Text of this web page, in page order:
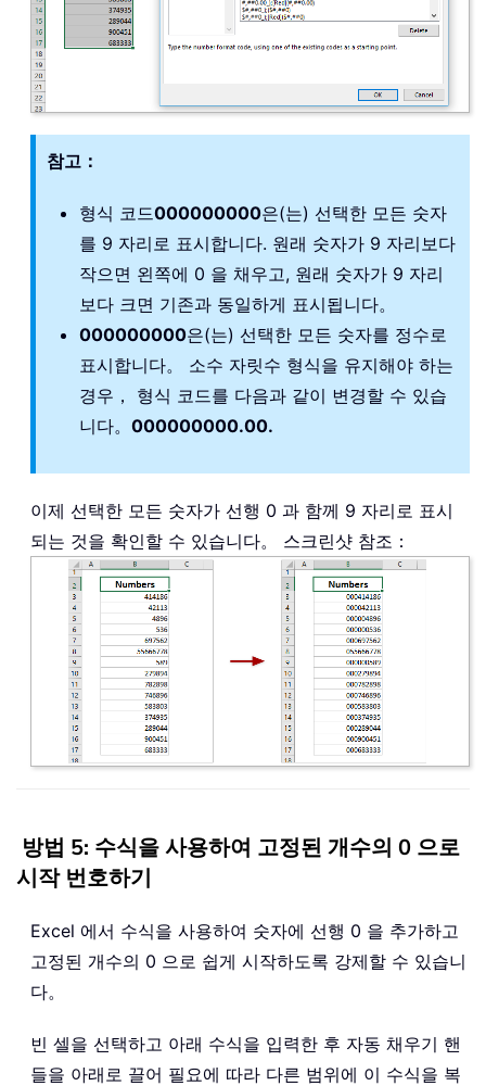
참고：
형식 코드000000000은(는) 선택한 모든 숫자
를 9 자리로 표시합니다. 원래 숫자가 9 자리보다
작으면 왼쪽에 0 을 채우고, 원래 숫자가 9 자리
보다 크면 기존과 동일하게 표시됩니다。
000000000은(는) 선택한 모든 숫자를 정수로
표시합니다。 소수 자릿수 형식을 유지해야 하는
경우， 형식 코드를 다음과 같이 변경할 수 있습
니다。 000000000.00.
이제 선택한 모든 숫자가 선행 0 과 함께 9 자리로 표시
되는 것을 확인할 수 있습니다。 스크린샷 참조：
방법 5: 수식을 사용하여 고정된 개수의 0 으로
시작 번호하기
Excel 에서 수식을 사용하여 숫자에 선행 0 을 추가하고
고정된 개수의 0 으로 쉽게 시작하도록 강제할 수 있습니
다。
빈 셀을 선택하고 아래 수식을 입력한 후 자동 채우기 핸
들을 아래로 끌어 필요에 따라 다른 범위에 이 수식을 복